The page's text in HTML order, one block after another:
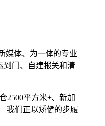
媒体、为一体的专业
到门、自建报关和清
2500平方米+、新加
我们正以矫健的步履